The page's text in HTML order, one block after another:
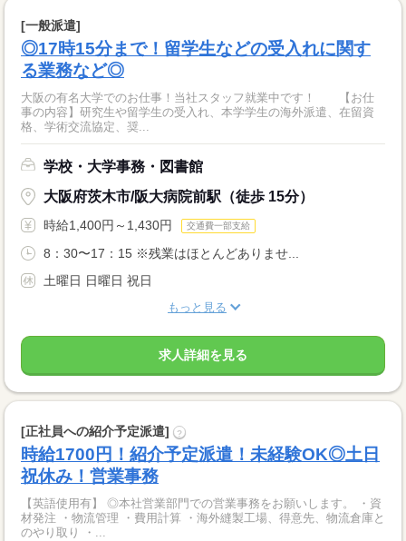
[一般派遣]
◎17時15分まで！留学生などの受入れに関す
る業務など◎
大阪の有名大学でのお仕事！当社スタッフ就業中です！ 【お仕
事の内容】研究生や留学生の受入れ、本学学生の海外派遣、在留資
格、学術交流協定、奨...
学校・大学事務・図書館
大阪府茨木市/阪大病院前駅（徒歩 15分）
時給1,400円～1,430円 交通費一部支給
8：30〜17：15 ※残業はほとんどありませ...
土曜日 日曜日 祝日
もっと見る
求人詳細を見る
[正社員への紹介予定派遣] ?
時給1700円！紹介予定派遣！未経験OK◎土日
祝休み！営業事務
【英語使用有】 ◎本社営業部門での営業事務をお願いします。 ・資
材発注 ・物流管理 ・費用計算 ・海外縫製工場、得意先、物流倉庫と
のやり取り ・...